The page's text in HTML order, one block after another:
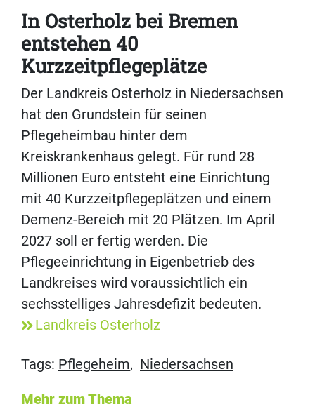
In Osterholz bei Bremen
entstehen 40
Kurzzeitpflegeplätze
Der Landkreis Osterholz in Niedersachsen
hat den Grundstein für seinen
Pflegeheimbau hinter dem
Kreiskrankenhaus gelegt. Für rund 28
Millionen Euro entsteht eine Einrichtung
mit 40 Kurzzeitpflegeplätzen und einem
Demenz-Bereich mit 20 Plätzen. Im April
2027 soll er fertig werden. Die
Pflegeeinrichtung in Eigenbetrieb des
Landkreises wird voraussichtlich ein
sechsstelliges Jahresdefizit bedeuten.
Landkreis Osterholz
Tags: Pflegeheim, Niedersachsen
Mehr zum Thema